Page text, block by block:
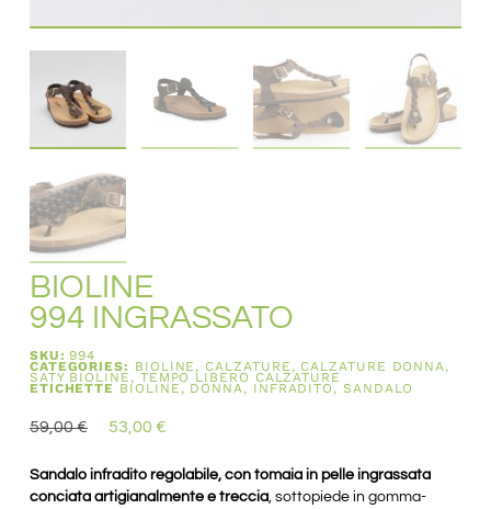
BIOLINE
994 INGRASSATO
SKU: 994
CATEGORIES: BIOLINE ,CALZATURE ,CALZATURE DONNA ,
SATY BIOLINE , TEMPO LIBERO CALZATURE
ETICHETTE BIOLINE , DONNA , INFRADITO , SANDALO
59,00€ 53,00 €
Sandalo infradito regolabile, con tomaia in pelle ingrassata
conciata artigianalmente e treccia, sottopiede in gomma-